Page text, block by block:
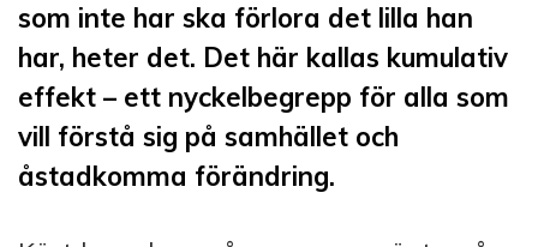
som inte har ska förlora det lilla han
har, heter det. Det här kallas kumulativ
effekt – ett nyckelbegrepp för alla som
vill förstå sig på samhället och
åstadkomma förändring.